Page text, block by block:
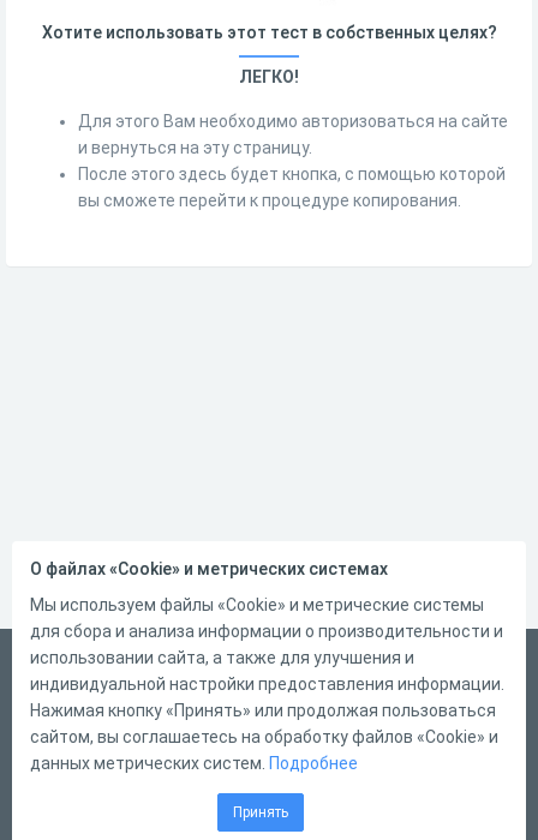
Хотите использовать этот тест в собственных целях?
ЛЕГКО!
Для этого Вам необходимо авторизоваться на сайте
и вернуться на эту страницу.
После этого здесь будет кнопка, с помощью которой
вы сможете перейти к процедуре копирования.
Русский
Справка
Форма обратной связи
О файлах «Cookie» и метрических системах
Мы используем файлы «Cookie» и метрические системы
для сбора и анализа информации о производительности и
использовании сайта, а также для улучшения и
индивидуальной настройки предоставления информации.
Нажимая кнопку «Принять» или продолжая пользоваться
сайтом, вы соглашаетесь на обработку файлов «Cookie» и
данных метрических систем. Подробнее
Принять